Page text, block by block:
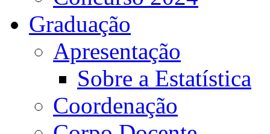
Graduação
Apresentação
Sobre a Estatística
Coordenação